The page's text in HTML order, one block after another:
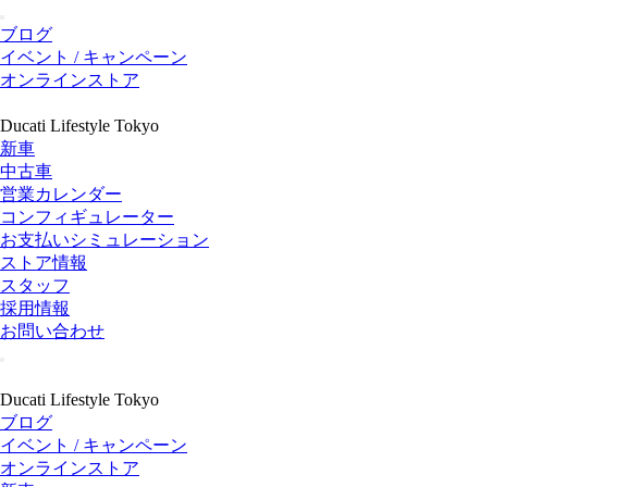
ブログ
イベント / キャンペーン
オンラインストア
Ducati Lifestyle Tokyo
新車
中古車
営業カレンダー
コンフィギュレーター
お支払いシミュレーション
ストア情報
スタッフ
採用情報
お問い合わせ
Ducati Lifestyle Tokyo
ブログ
イベント / キャンペーン
オンラインストア